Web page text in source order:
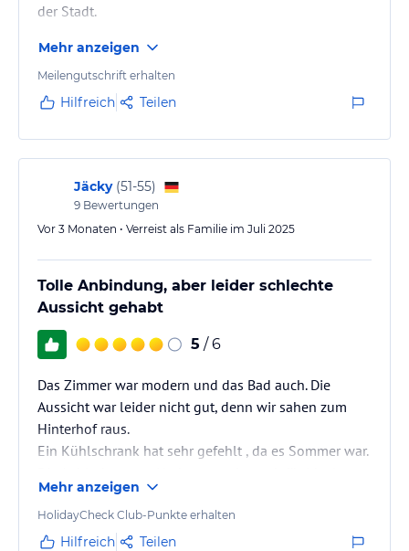
der Stadt.
Mehr anzeigen
Meilengutschrift erhalten
Hilfreich Teilen
Jäcky (51-55)
9 Bewertungen
Vor 3 Monaten • Verreist als Familie im Juli 2025
Tolle Anbindung, aber leider schlechte
Aussicht gehabt
5 / 6
Das Zimmer war modern und das Bad auch. Die
Aussicht war leider nicht gut, denn wir sahen zum
Hinterhof raus.
Ein Kühlschrank hat sehr gefehlt , da es Sommer war.
Mehr anzeigen
HolidayCheck Club-Punkte erhalten
Hilfreich Teilen